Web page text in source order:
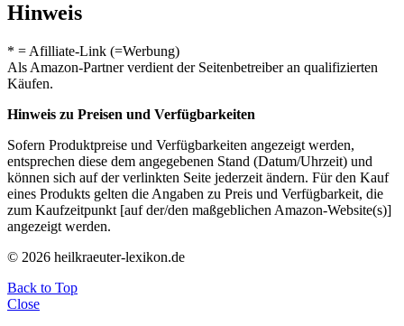
Hinweis
* = Afilliate-Link (=Werbung)
Als Amazon-Partner verdient der Seitenbetreiber an qualifizierten
Käufen.
Hinweis zu Preisen und Verfügbarkeiten
Sofern Produktpreise und Verfügbarkeiten angezeigt werden,
entsprechen diese dem angegebenen Stand (Datum/Uhrzeit) und
können sich auf der verlinkten Seite jederzeit ändern. Für den Kauf
eines Produkts gelten die Angaben zu Preis und Verfügbarkeit, die
zum Kaufzeitpunkt [auf der/den maßgeblichen Amazon-Website(s)]
angezeigt werden.
© 2026 heilkraeuter-lexikon.de
Back to Top
Close